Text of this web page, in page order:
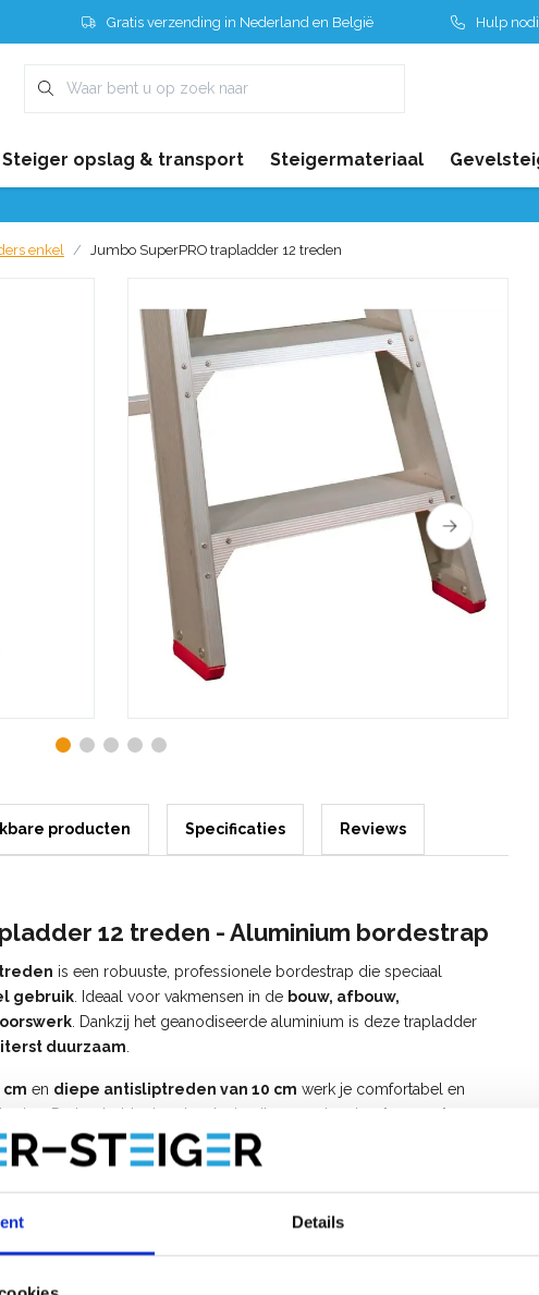
Details
Gratis verzending in Nederland en België Hulp
Steiger opslag & transport Steigermateriaal
enkel Jumbo SuperPRO trapladder 12 treden
producten Specificaties Reviews
12 treden - Aluminium bordestrap
treden is een robuuste, professionele bordestrap die speciaal
gebruik Ideaal voor vakmensen in de bouw, afbouw,
Dankzij het geanodiseerde aluminium is deze trapladder
duurzaam
cm en diepe antisliptreden van 10 cm werk je comfortabel en
De trapladder is extra stevig uitgevoerd met
dragende
pertrede, waardoorhijbestand